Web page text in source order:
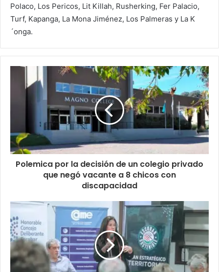
Polaco, Los Pericos, Lit Killah, Rusherking, Fer Palacio,
Turf, Kapanga, La Mona Jiménez, Los Palmeras y La K
´onga.
Polemica por la decisión de un colegio privado
que negó vacante a 8 chicos con
discapacidad